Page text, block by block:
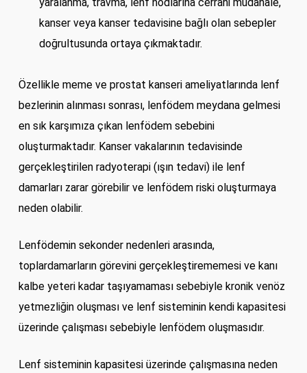
yaralanma, travma, lenf nodlarına cerrahi müdahale,
kanser veya kanser tedavisine bağlı olan sebepler
doğrultusunda ortaya çıkmaktadır.
Özellikle meme ve prostat kanseri ameliyatlarında lenf
bezlerinin alınması sonrası, lenfödem meydana gelmesi
en sık karşımıza çıkan lenfödem sebebini
oluşturmaktadır. Kanser vakalarının tedavisinde
gerçekleştirilen radyoterapi (ışın tedavi) ile lenf
damarları zarar görebilir ve lenfödem riski oluşturmaya
neden olabilir.
Lenfödemin sekonder nedenleri arasında,
toplardamarların görevini gerçekleştirememesi ve kanı
kalbe yeteri kadar taşıyamaması sebebiyle kronik venöz
yetmezliğin oluşması ve lenf sisteminin kendi kapasitesi
üzerinde çalışması sebebiyle lenfödem oluşmasıdır.
Lenf sisteminin kapasitesi üzerinde çalışmasına neden